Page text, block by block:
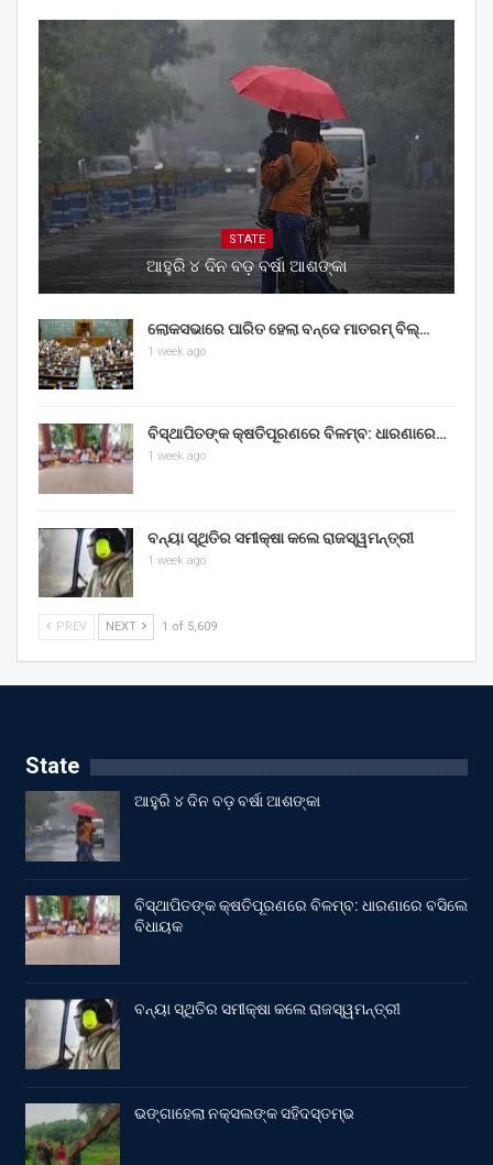
STATE
ଆହୁରି ୪ ଦିନ ବଡ଼ ବର୍ଷା ଆଶଙ୍କା
ଲୋକସଭାରେ ପାରିତ ହେଲା ବନ୍ଦେ ମାତରମ୍‌ ବିଲ୍‌…
1 week ago
ବିସ୍ଥାପିତଙ୍କ କ୍ଷତିପୂରଣରେ ବିଳମ୍ବ: ଧାରଣାରେ…
1 week ago
ବନ୍ୟା ସ୍ଥିତିର ସମୀକ୍ଷା କଲେ ରାଜସ୍ୱମନ୍ତ୍ରୀ
1 week ago
PREV NEXT 1 of 5,609
State
ଆହୁରି ୪ ଦିନ ବଡ଼ ବର୍ଷା ଆଶଙ୍କା
ବିସ୍ଥାପିତଙ୍କ କ୍ଷତିପୂରଣରେ ବିଳମ୍ବ: ଧାରଣାରେ ବସିଲେ
ବିଧାୟକ
ବନ୍ୟା ସ୍ଥିତିର ସମୀକ୍ଷା କଲେ ରାଜସ୍ୱମନ୍ତ୍ରୀ
ଭଙ୍ଗାହେଲା ନକ୍ସଲଙ୍କ ସହିଦସ୍ତମ୍ଭ